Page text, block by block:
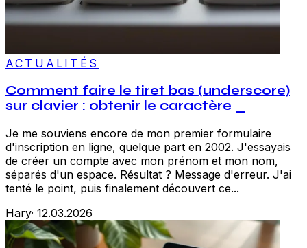
ACTUALITÉS
Comment faire le tiret bas (underscore)
sur clavier : obtenir le caractère _
Je me souviens encore de mon premier formulaire
d'inscription en ligne, quelque part en 2002. J'essayais
de créer un compte avec mon prénom et mon nom,
séparés d'un espace. Résultat ? Message d'erreur. J'ai
tenté le point, puis finalement découvert ce...
Hary· 12.03.2026